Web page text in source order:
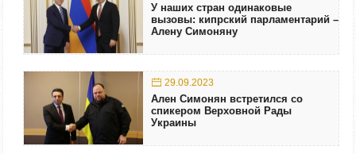
У наших стран одинаковые
вызовы: кипрский парламентарий –
Алену Симоняну
29.09.2023
Ален Симонян встретился со
спикером Верховной Рады
Украины